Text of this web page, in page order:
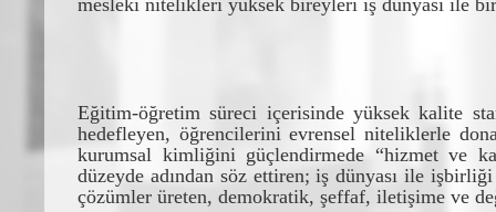
mesleki nitelikleri yüksek bireyleri iş dünyası ile
Eğitim-öğretim süreci içerisinde yüksek kalite
hedefleyen, öğrencilerini evrensel niteliklerle
kurumsal kimliğini güçlendirmede “hizmet ve
düzeyde adından söz ettiren; iş dünyası ile işbirliğ
çözümler üreten, demokratik, şeffaf, iletişime ve de